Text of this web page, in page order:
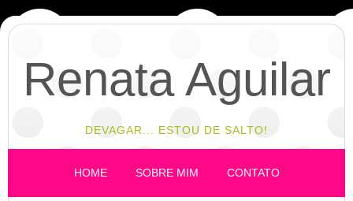
Renata Aguilar
DEVAGAR... ESTOU DE SALTO!
HOME SOBRE MIM CONTATO